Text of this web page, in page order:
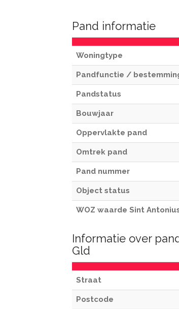
Pand informatie
Woningtype
Pandfunctie /
Pandstatus
Bouwjaar
Oppervlakte pand
Omtrek pand
Pand nummer
Object status
WOZ waarde Sint
Informatie over
Gld
Straat
Postcode